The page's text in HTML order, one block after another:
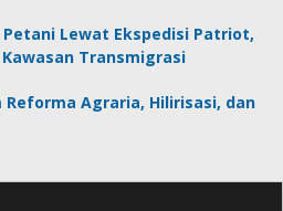
Lewat Ekspedisi Patriot,
Transmigrasi
Agraria, Hilirisasi, dan